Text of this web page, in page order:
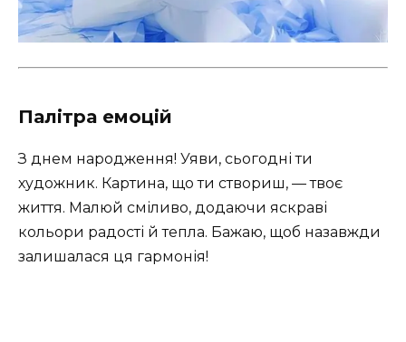
Палітра емоцій
З днем народження! Уяви, сьогодні ти
художник. Картина, що ти створиш, — твоє
життя. Малюй сміливо, додаючи яскраві
кольори радості й тепла. Бажаю, щоб назавжди
залишалася ця гармонія!